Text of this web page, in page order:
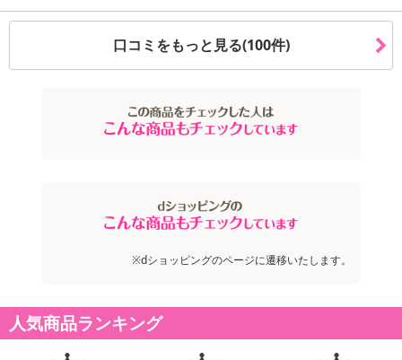
口コミをもっと見る(100件)
※dショッピングのページに遷移いたします。
人気商品ランキング